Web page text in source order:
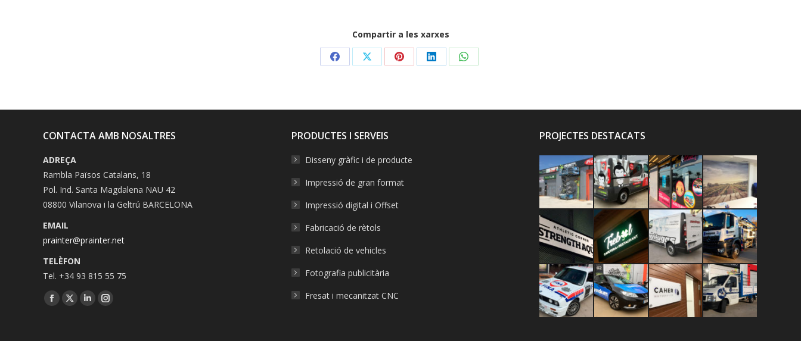
Compartir a les xarxes
Share Share Share Share Share
CONTACTA AMB NOSALTRES
ADREÇA
Rambla Països Catalans, 18
Pol. Ind. Santa Magdalena NAU 42
08800 Vilanova i la Geltrú BARCELONA
EMAIL
prainter@prainter.net
TELÈFON
Tel. +34 93 815 55 75
Facebook
TwitterLinkedinInstagram
PRODUCTES I SERVEIS
Disseny gràfic i de producte
Impressió de gran format
Impressió digital i Offset
Fabricació de rètols
Retolació de vehicles
Fotografia publicitària
Fresat i mecanitzat CNC
PROJECTES DESTACATS